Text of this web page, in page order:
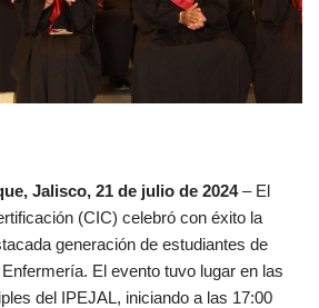
Jalisco, 21 de julio de 2024– El
(CIC) celebró con éxito la
generación de estudiantes de
El evento tuvo lugar en las
del IPEJAL, iniciando a las 17:00